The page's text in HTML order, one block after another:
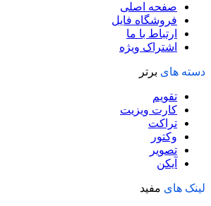
صفحه اصلی
فروشگاه فایل
ارتباط با ما
اشتراک ویژه
دسته های برتر
تقویم
کارت ویزیت
تراکت
وکتور
تصویر
آیکن
لینک های مفید